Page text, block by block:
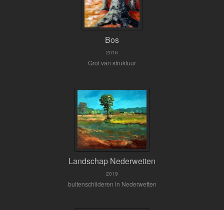
Bos
2016
Grof van struktuur
Landschap Nederwetten
2019
buitenschilderen in Nederwetten